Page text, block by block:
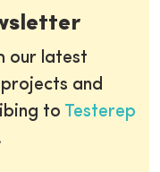
our latest
and
to Testerep